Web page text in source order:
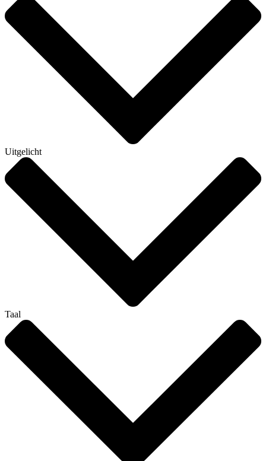
Uitgelicht
Taal